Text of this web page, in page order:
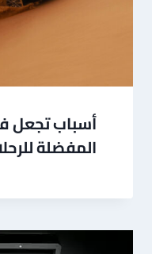
أسباب تجعل
المفضلة